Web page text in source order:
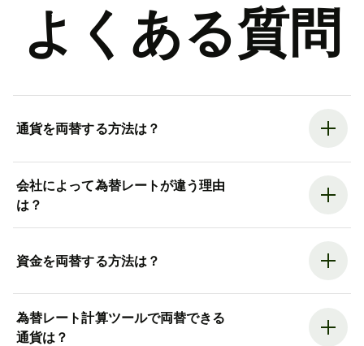
よくある質問
通貨を両替する方法は？
会社によって為替レートが違う理由
は？
資金を両替する方法は？
為替レート計算ツールで両替できる
通貨は？